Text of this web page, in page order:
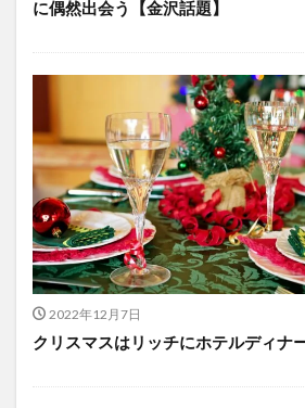
に偶然出会う【金沢話題】
2022年12月7日
クリスマスはリッチにホテルディナ